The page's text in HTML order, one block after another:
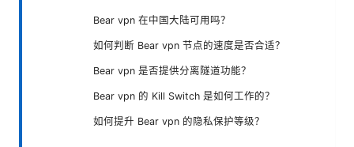
Bear vpn 在中国大陆可用吗？
如何判断 Bear vpn 节点的速度是否合适？
Bear vpn 是否提供分离隧道功能？
Bear vpn 的 Kill Switch 是如何工作的？
如何提升 Bear vpn 的隐私保护等级？